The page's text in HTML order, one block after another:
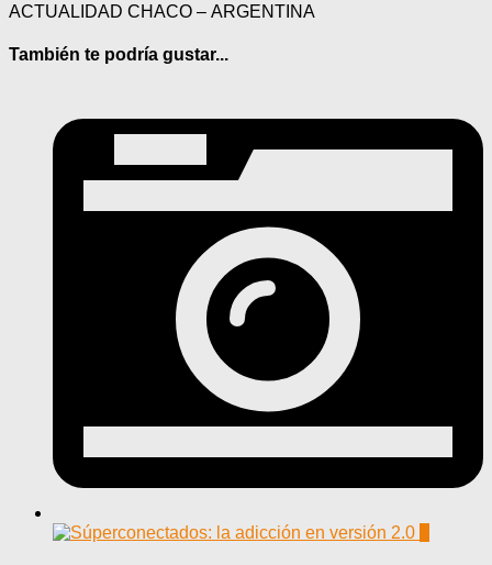
ACTUALIDAD CHACO – ARGENTINA
También te podría gustar...